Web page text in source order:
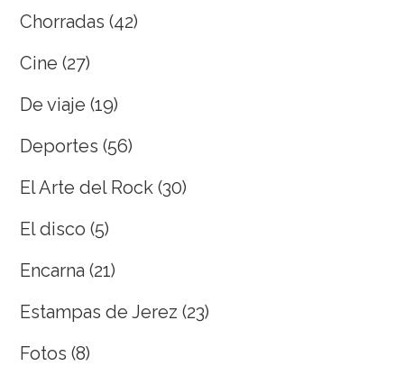
Chorradas (42)
Cine (27)
De viaje (19)
Deportes (56)
El Arte del Rock (30)
El disco (5)
Encarna (21)
Estampas de Jerez (23)
Fotos (8)